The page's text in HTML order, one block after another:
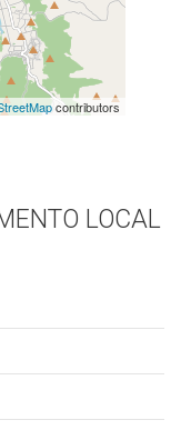
contributors
LOCAL